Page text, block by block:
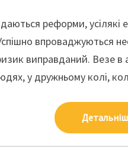
реформи, усілякі
впроваджуються
виправданий. Везе в
у дружньому колі,